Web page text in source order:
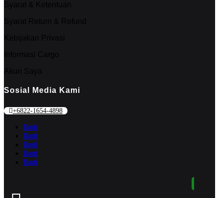
Syarat & Ketentuan
Syarat Return & Refund
Kebijakan Privasi
Informasi Cargo
Akun Saya
Sosial Media Kami
+6822-1654-4898
Ikuti
Ikuti
Ikuti
Ikuti
Ikuti